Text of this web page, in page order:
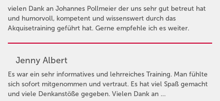
vielen Dank an Johannes Pollmeier der uns sehr gut betreut hat
und humorvoll, kompetent und wissenswert durch das
Akquisetraining geführt hat. Gerne empfehle ich es weiter.
Jenny Albert
Es war ein sehr informatives und lehrreiches Training. Man fühlte
sich sofort mitgenommen und vertraut. Es hat viel Spaß gemacht
und viele Denkanstöße gegeben. Vielen Dank an …